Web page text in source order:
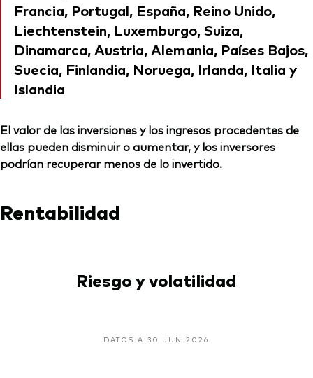
Francia, Portugal, España, Reino Unido,
Liechtenstein, Luxemburgo, Suiza,
Dinamarca, Austria, Alemania, Países Bajos,
Suecia, Finlandia, Noruega, Irlanda, Italia y
Islandia
El valor de las inversiones y los ingresos procedentes de
ellas pueden disminuir o aumentar, y los inversores
podrían recuperar menos de lo invertido.
Rentabilidad
Riesgo y volatilidad
DATOS A 30 JUN 2026